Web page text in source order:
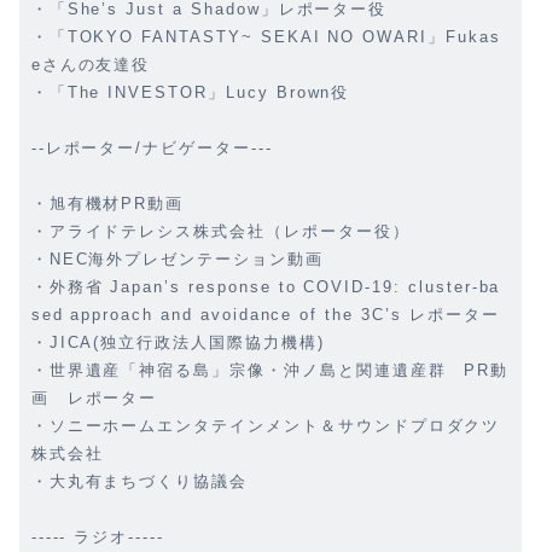
・「She’s Just a Shadow」レポーター役
・「TOKYO FANTASTY~ SEKAI NO OWARI」Fukas
eさんの友達役
・「The INVESTOR」Lucy Brown役
--レポーター/ナビゲーター---
・旭有機材PR動画
・アライドテレシス株式会社（レポーター役）
・NEC海外プレゼンテーション動画
・外務省 Japan’s response to COVID-19: cluster-ba
sed approach and avoidance of the 3C’s レポーター
・JICA(独立行政法人国際協力機構)
・世界遺産「神宿る島」宗像・沖ノ島と関連遺産群 PR動
画 レポーター
・ソニーホームエンタテインメント＆サウンドプロダクツ
株式会社
・大丸有まちづくり協議会
----- ラジオ-----